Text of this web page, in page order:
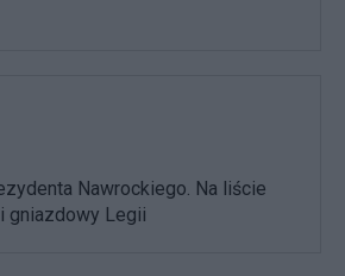
Nawrockiego. Na liście
gniazdowy Legii